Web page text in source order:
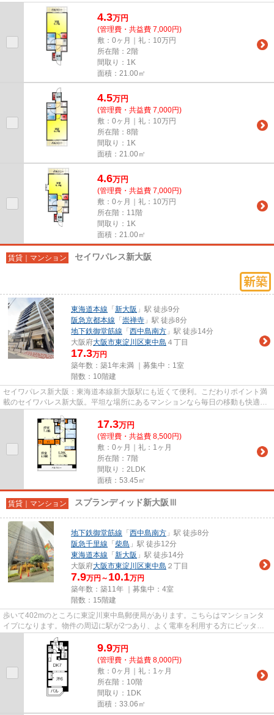
の物件なら景色もバッチリです...
4.3万円
(管理費・共益費 7,000円)
敷：0ヶ月｜礼：10万円
所在階：2階
間取り：1K
面積：21.00㎡
4.5万円
(管理費・共益費 7,000円)
敷：0ヶ月｜礼：10万円
所在階：8階
間取り：1K
面積：21.00㎡
4.6万円
(管理費・共益費 7,000円)
敷：0ヶ月｜礼：10万円
所在階：11階
間取り：1K
面積：21.00㎡
賃貸｜マンション セイワパレス新大阪
東海道本線 「 新大阪 」駅 徒歩9分
阪急京都本線 「 崇禅寺 」駅 徒歩8分
地下鉄御堂筋線 「 西中島南方 」駅 徒歩14分
大阪府大阪市東淀川区東中島 ４丁目
17.3万円
築年数：築1年未満 ｜募集中： 1室
階数：10階建
セイワパレス新大阪：東海道本線新大阪駅にも近くて便利。こだわりポイント満
載のセイワパレス新大阪。平坦な場所にあるマンションなら毎日の移動も快適で
17.3万円
(管理費・共益費 8,500円)
敷：0ヶ月｜礼：1ヶ月
所在階：7階
間取り：2LDK
面積：53.45㎡
賃貸｜マンション スプランディッド新大阪Ⅲ
地下鉄御堂筋線 「 西中島南方 」駅 徒歩8分
阪急千里線 「 柴島 」駅 徒歩12分
東海道本線 「 新大阪 」駅 徒歩14分
大阪府大阪市東淀川区東中島 ２丁目
7.9万円～ 10.1万円
築年数：築11年 ｜募集中： 4室
階数：15階建
歩いて402mのところに東淀川東中島郵便局があります。こちらはマンションタ
イプになります。物件の周辺に駅が2つあり、よく電車を利用する方にピッタリ
です。通風良好で常に新鮮な空気...
9.9万円
(管理費・共益費 8,000円)
敷：0ヶ月｜礼：1ヶ月
所在階：10階
間取り：1DK
面積：33.06㎡